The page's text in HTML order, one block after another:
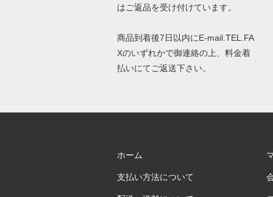
はご返品を受け付けています。
商品到着後7日以内にE-mail.TEL.FA
Xのいずれかで御連絡の上、料金着
払いにてご返送下さい。
ホーム
支払い方法について